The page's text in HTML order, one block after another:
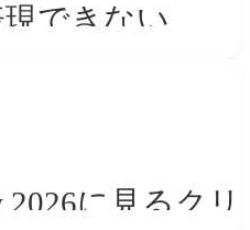
できない
2026に見るクリ